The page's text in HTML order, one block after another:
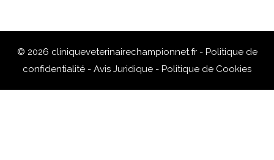
© 2026 cliniqueveterinairechampionnet.fr - Politique de
confidentialité - Avis Juridique - Politique de Cookies